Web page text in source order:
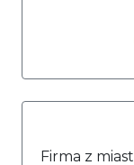
Firma z